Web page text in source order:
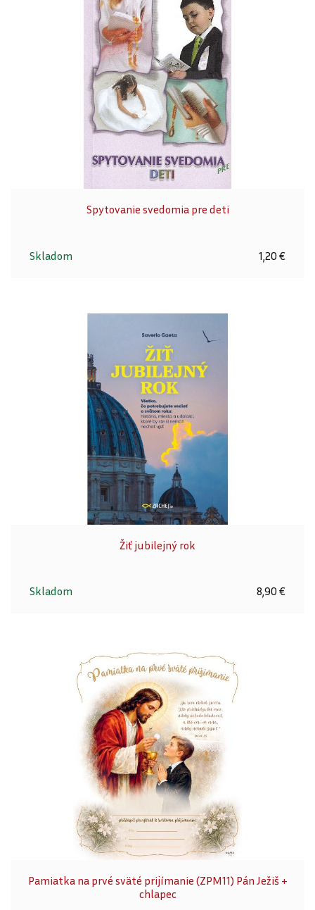
Spytovanie svedomia pre deti
Skladom 1,20 €
Žiť jubilejný rok
Skladom 8,90 €
Pamiatka na prvé sväté prijímanie (ZPM11) Pán Ježiš +
chlapec